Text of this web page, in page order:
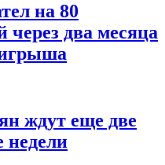
на 80
через два месяца
ждут еще две
недели